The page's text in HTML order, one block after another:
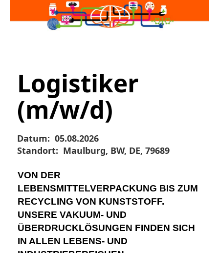
Logistiker
(m/w/d)
Datum: 05.08.2026
Standort: Maulburg, BW, DE, 79689
VON DER
LEBENSMITTELVERPACKUNG BIS ZUM
RECYCLING VON KUNSTSTOFF.
UNSERE VAKUUM- UND
ÜBERDRUCKLÖSUNGEN FINDEN SICH
IN ALLEN LEBENS- UND